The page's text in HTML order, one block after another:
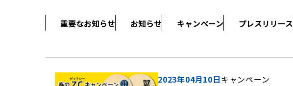
重要なお知らせ お知らせ キャンペーン プレスリリース
2023年04月10日キャンペーン